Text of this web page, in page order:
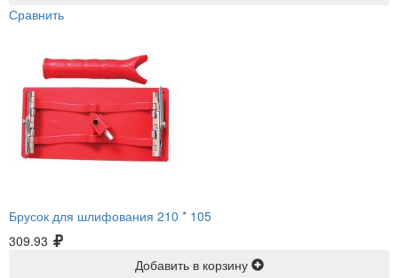
Сравнить
Брусок для шлифования 210 * 105
309.93
Добавить в корзину